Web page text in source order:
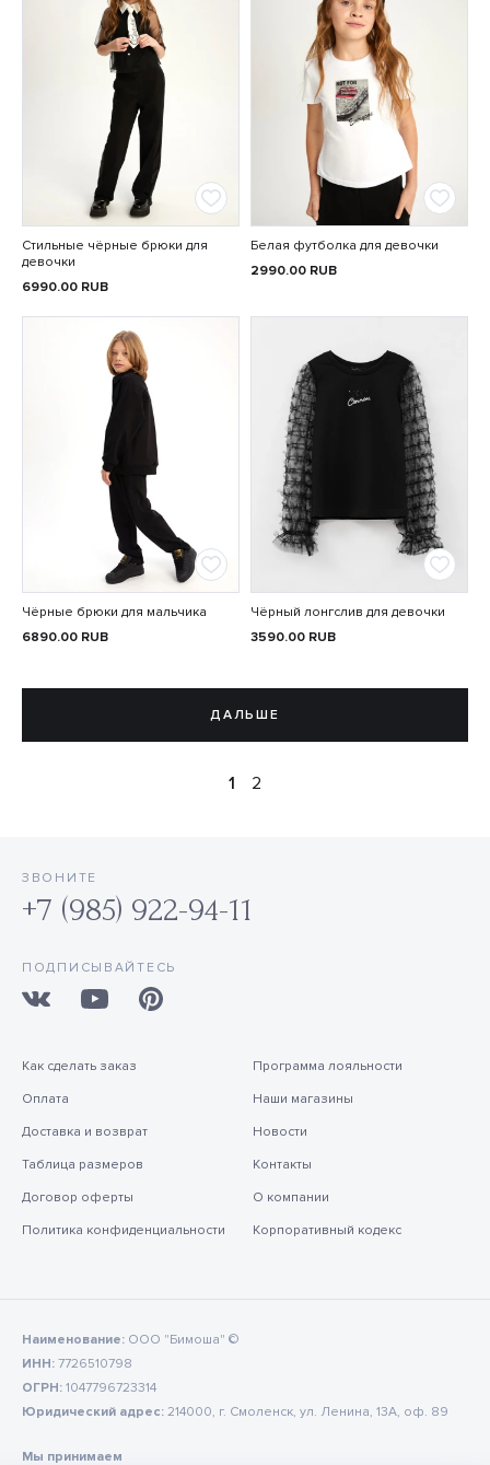
Стильные чёрные брюки для
девочки
6990.00 RUB
Белая футболка для девочки
2990.00 RUB
Чёрные брюки для мальчика
6890.00 RUB
Чёрный лонгслив для девочки
3590.00 RUB
ДАЛЬШЕ
1 2
ЗВОНИТЕ
+7 (985) 922-94-11
ПОДПИСЫВАЙТЕСЬ
Как сделать заказ
Оплата
Доставка и возврат
Таблица размеров
Договор оферты
Политика конфиденциальности
Программа лояльности
Наши магазины
Новости
Контакты
О компании
Корпоративный кодекс
Наименование: ООО "Бимоша" ©
ИНН: 7726510798
ОГРН: 1047796723314
Юридический адрес: 214000, г. Смоленск, ул. Ленина, 13А, оф. 89
Мы принимаем